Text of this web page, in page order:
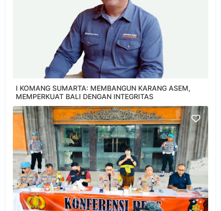
I KOMANG SUMARTA: MEMBANGUN KARANG ASEM,
MEMPERKUAT BALI DENGAN INTEGRITAS